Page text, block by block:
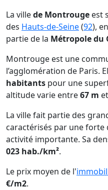
La villede Montrouge est
des Hauts-de-Seine(92),
partie de la Métropole du
Montrouge est une
l’agglomération de Paris.
habitants pour une
altitude varie entre67 m et
La ville fait partie des
caractérisés par une
activité importante. Sa
023 hab./km².
Le prix moyen de l'
€/m2.